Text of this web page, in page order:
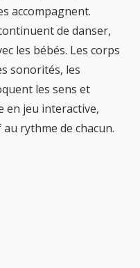
accompagnent.
de danser,
les bébés. Les corps
sonorités, les
les sens et
en jeu interactive,
rythme de chacun.